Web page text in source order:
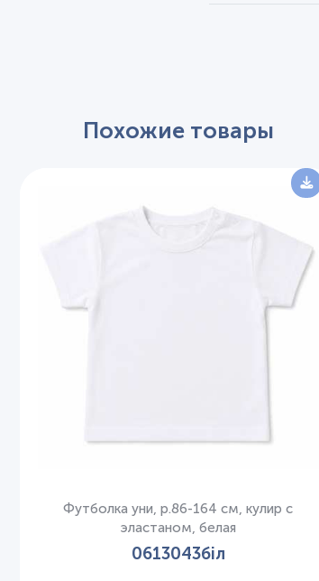
Похожие товары
Футболка уни, р.86-164 см, кулир с
эластаном, белая
0613043біл